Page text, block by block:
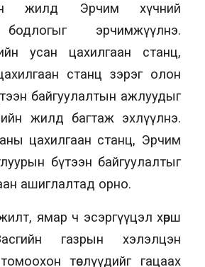
жилд Эрчим хүчний
эрчимжүүлнэ.
усан цахилгаан станц,
станц зэрэг олон
байгуулалтын ажлуудыг
жилд багтаж эхлүүлнэ.
цахилгаан станц, Эрчим
бүтээн байгуулалтыг
ашиглалтад орно.
ямар ч эсэргүүцэл хөрш
газрын хэлэлцэн
төслүүдийг гацаах